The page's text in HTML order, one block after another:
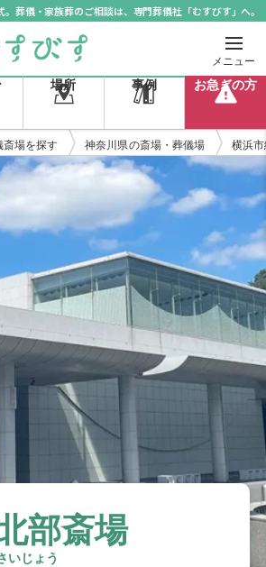
葬儀・家族葬のご相談は、専門葬儀社「むすびす」へ。
メニュー
場所 事例 お急ぎの方
斎場を探す 神奈川県の斎場・葬儀場 横浜
部斎場
いじょう